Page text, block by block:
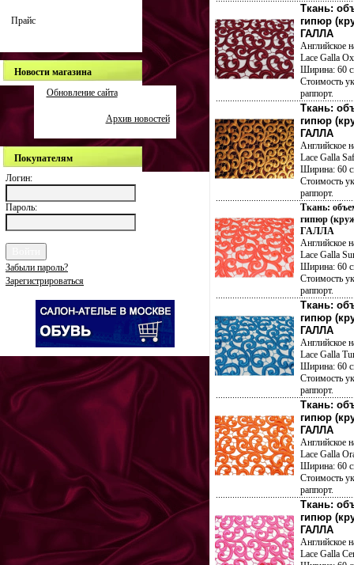
Прайс
Новости магазина
Обновление сайта
Архив новостей
Покупателям
Логин:
Пароль:
Забыли пароль?
Зарегистрироваться
Ткань:
гипюр
ГАЛЛА
Английское
Lace Galla
Ширина: 60
Стоимость
раппорт.
Ткань:
гипюр
ГАЛЛА
Английское
Lace Galla
Ширина: 60
Стоимость
раппорт.
Ткань:
гипюр
ГАЛЛА
Английское
Lace Galla
Ширина: 60
Стоимость
раппорт.
Ткань:
гипюр
ГАЛЛА
Английское
Lace Galla
Ширина: 60
Стоимость
раппорт.
Ткань:
гипюр
ГАЛЛА
Английское
Lace Galla
Ширина: 60
Стоимость
раппорт.
Ткань:
гипюр
ГАЛЛА
Английское
Lace Galla